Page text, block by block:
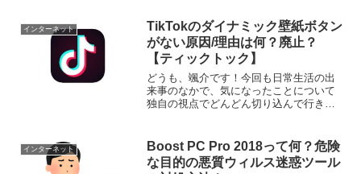
ード株式会社の名をかたる詐欺迷惑メー
ルについてです。『【楽天...
インターネット
TikTokのダイナミック壁紙ボタン
がない原因/理由は何？廃止？
【ティックトック】
どうも、颯介です！今回も日常生活の出
来事のなかで、気になったことについて
独自の視点でどんどん切り込んで行きた
は、動画共有アプリTik Tokのダイナミッ
ク壁紙ボタンがない...
インターネット
Boost PC Pro 2018って何？危険
な目的の悪質ウィルス迷惑ツール